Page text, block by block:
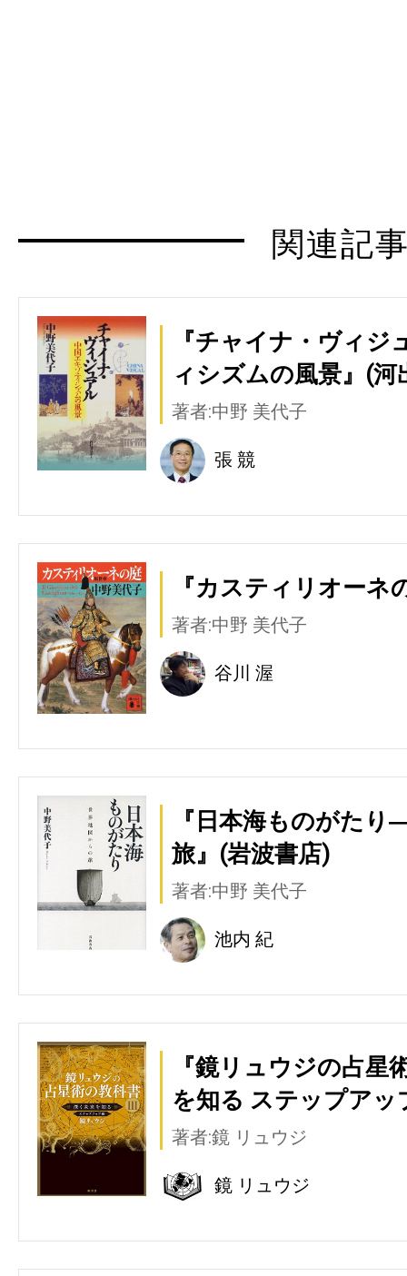
関連記
『チャイナ・ヴィ
ィシズムの風景』(河
著者:中野 美代子
張 競
『カスティリオーネ
著者:中野 美代子
谷川 渥
『日本海ものがた
旅』(岩波書店)
著者:中野 美代子
池内 紀
『鏡リュウジの占星
を知る ステップアッ
著者:鏡 リュウジ
鏡 リュウジ